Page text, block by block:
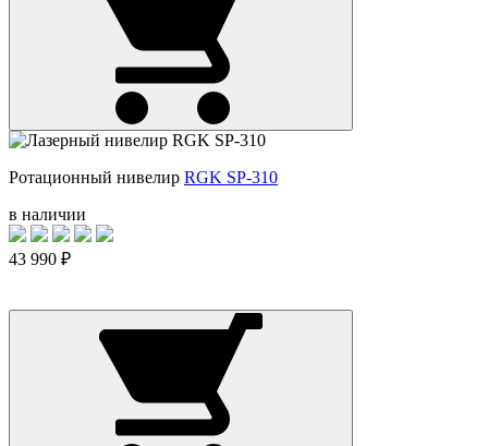
Ротационный нивелир RGK SP-310
в наличии
43 990 ₽